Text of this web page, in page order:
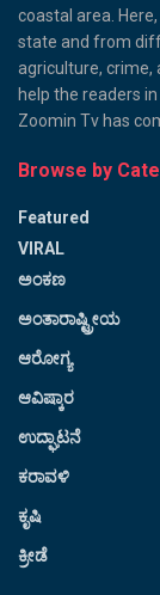
coastal area.
state and from
agriculture, crime,
help the readers
Zoomin Tv has
Browse by
Featured
VIRAL
ಅಂಕಣ
ಅಂತಾರಾಷ್ಟ್ರೀಯ
ಆರೋಗ್ಯ
ಆವಿಷ್ಕಾರ
ಉದ್ಘಾಟನೆ
ಕರಾವಳಿ
ಕೃಷಿ
ಕ್ರೀಡೆ